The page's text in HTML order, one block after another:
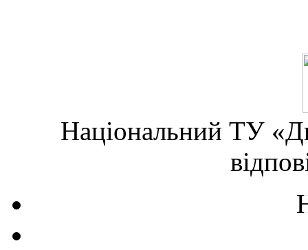
Національний ТУ